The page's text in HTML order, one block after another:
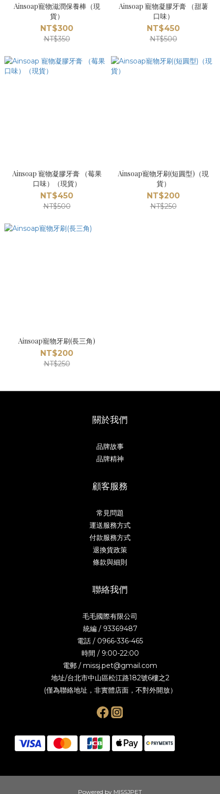
Ainsoap寵物滋潤保養棒（現
貨）
NT$300
NT$350
Ainsoap 寵物凝膠牙膏 （甜薯
口味）
NT$450
NT$500
Ainsoap 寵物凝膠牙膏 （莓果
口味）（現貨）
NT$450
NT$500
Ainsoap寵物牙刷(短圓型)（現
貨）
NT$200
NT$250
Ainsoap寵物牙刷(長三角)
NT$200
NT$250
關於我們
品牌故事
品牌精神
顧客服務
常見問題
運送服務方式
付款服務方式
退換貨政策
條款與細則
聯絡我們
毛毛國際有限公司
統編 / 93369487
電話 / 0966-336-465
時間 / 9:00-22:00
電郵 / missj.pet@gmail.com
地址/台北市中山區松江路182號6樓之2
(僅為聯絡地址，非實體店面，不對外開放）
Powered by MISSJPET